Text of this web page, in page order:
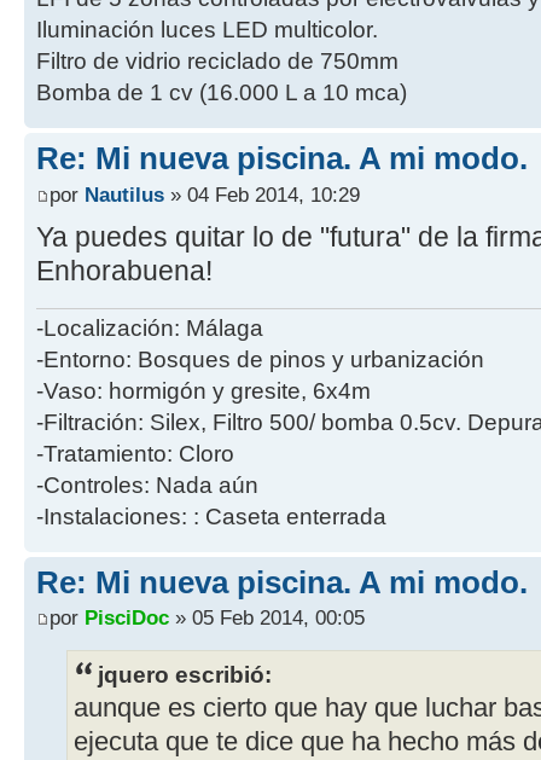
Iluminación luces LED multicolor.
Filtro de vidrio reciclado de 750mm
Bomba de 1 cv (16.000 L a 10 mca)
Re: Mi nueva piscina. A mi modo.
por Nautilus » 04 Feb 2014, 10:29
Ya puedes quitar lo de "futura" de la
Enhorabuena!
-Localización: Málaga
-Entorno: Bosques de pinos y urbanización
-Vaso: hormigón y gresite, 6x4m
-Filtración: Silex, Filtro 500/ bomba 0.5cv.
-Tratamiento: Cloro
-Controles: Nada aún
-Instalaciones: : Caseta enterrada
Re: Mi nueva piscina. A mi modo.
por PisciDoc » 05 Feb 2014, 00:05
jquero escribió:
aunque es cierto que hay que luchar
ejecuta que te dice que ha hecho más